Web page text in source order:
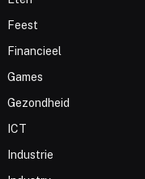
Feest
Financieel
Games
Gezondheid
ICT
Industrie